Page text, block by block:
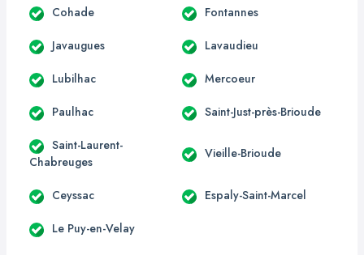
Cohade Fontannes
Javaugues Lavaudieu
Lubilhac Mercoeur
Paulhac Saint-Just-près-Brioude
Saint-Laurent-
Chabreuges
Vieille-Brioude
Ceyssac Espaly-Saint-Marcel
Le Puy-en-Velay